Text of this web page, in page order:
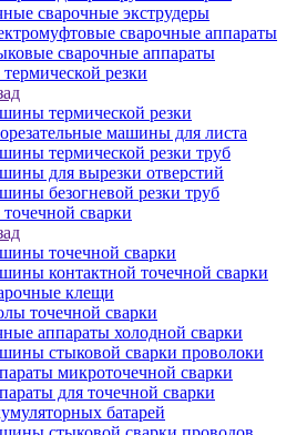
сварочные экструдеры
сварочные аппараты
сварочные аппараты
резки
термической резки
машины для листа
термической резки труб
для вырезки отверстий
безогневой резки труб
сварки
точечной сварки
контактной точечной сварки
клещи
точечной сварки
аппараты холодной сварки
стыковой сварки проволоки
микроточечной сварки
для точечной сварки
батарей